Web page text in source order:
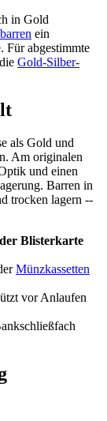
in Gold
ein
Für abgestimmte
Gold-Silber-
als Gold und
Am originalen
und einen
Barren in
trocken lagern --
Blisterkarte
Münzkassetten
vor Anlaufen